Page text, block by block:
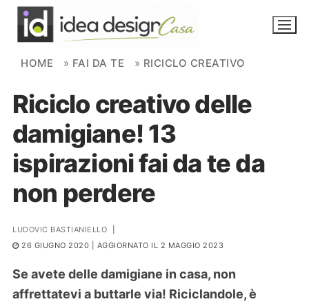
Skip to content
NOVITÀ
AMBIENTI
FAI DA TE
PIANTE
Ortaggio
Search for:
HOME » FAI DA TE » RICICLO CREATIVO
Riciclo creativo delle
damigiane! 13
ispirazioni fai da te da
non perdere
LUDOVIC BASTIANIELLO
26 GIUGNO 2020 | AGGIORNATO IL 2 MAGGIO 2023
Se avete delle damigiane in casa, non
affrettatevi a buttarle via! Riciclandole, è